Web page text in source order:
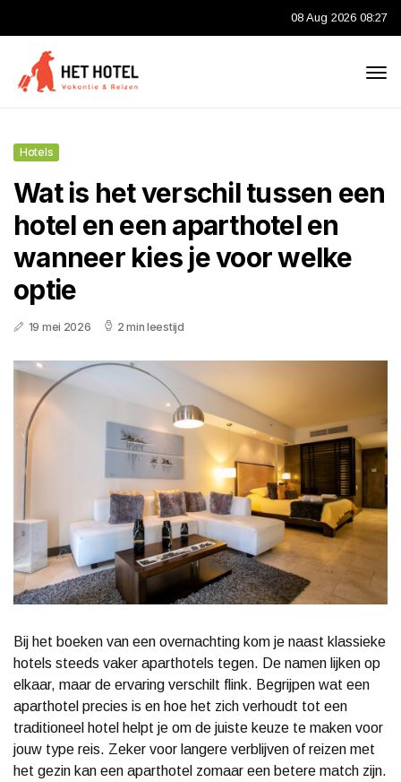
08 Aug 2026 08:27
Hotels
Wat is het verschil tussen een
hotel en een aparthotel en
wanneer kies je voor welke
optie
19 mei 2026 2 min leestijd
Bij het boeken van een overnachting kom je naast klassieke
hotels steeds vaker aparthotels tegen. De namen lijken op
elkaar, maar de ervaring verschilt flink. Begrijpen wat een
aparthotel precies is en hoe het zich verhoudt tot een
traditioneel hotel helpt je om de juiste keuze te maken voor
jouw type reis. Zeker voor langere verblijven of reizen met
het gezin kan een aparthotel zomaar een betere match zijn.